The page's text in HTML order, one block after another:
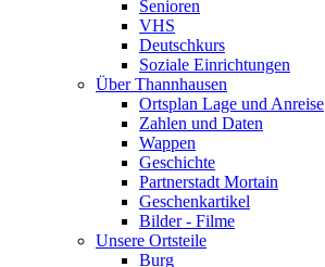
Senioren
VHS
Deutschkurs
Soziale Einrichtungen
Über Thannhausen
Ortsplan Lage und Anreise
Zahlen und Daten
Wappen
Geschichte
Partnerstadt Mortain
Geschenkartikel
Bilder - Filme
Unsere Ortsteile
Burg